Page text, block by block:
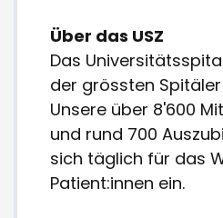
Über das USZ
Das
der grössten
Unsere über 8'600
und rund 700
sich täglich für das
Patient:innen ein.